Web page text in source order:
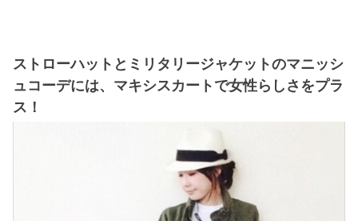
ストローハットとミリタリージャケットのマニッシ
ュコーデには、マキシスカートで女性らしさをプラ
ス！